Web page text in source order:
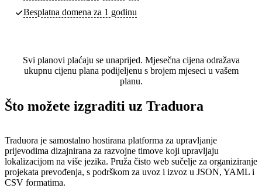
Besplatna domena za 1 godinu
Svi planovi plaćaju se unaprijed. Mjesečna cijena odražava
ukupnu cijenu plana podijeljenu s brojem mjeseci u vašem
planu.
Što možete izgraditi uz Traduora
Traduora je samostalno hostirana platforma za upravljanje
prijevodima dizajnirana za razvojne timove koji upravljaju
lokalizacijom na više jezika. Pruža čisto web sučelje za organiziranje
projekata prevođenja, s podrškom za uvoz i izvoz u JSON, YAML i
CSV formatima.